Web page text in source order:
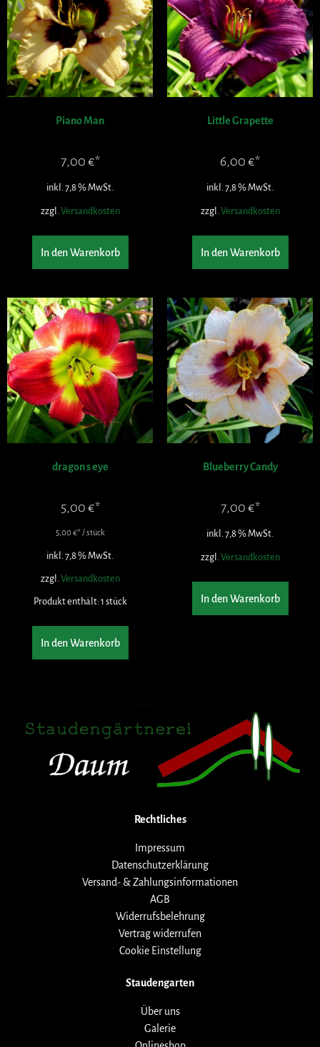
Piano Man
7,00 €
inkl. 7,8 % MwSt.
zzgl. Versandkosten
In den Warenkorb
Little Grapette
6,00 €
inkl. 7,8 % MwSt.
zzgl. Versandkosten
In den Warenkorb
dragon s eye
5,00 €
5,00€ /stück
inkl. 7,8 % MwSt.
zzgl. Versandkosten
Produkt enthält: 1 stück
In den Warenkorb
Blueberry Candy
7,00 €
inkl. 7,8 % MwSt.
zzgl. Versandkosten
In den Warenkorb
Rechtliches
Impressum
Datenschutzerklärung
Versand- & Zahlungsinformationen
AGB
Widerrufsbelehrung
Vertrag widerrufen
Cookie Einstellung
Staudengarten
Über uns
Galerie